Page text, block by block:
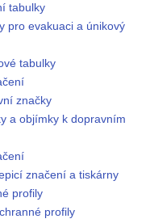
tabulky
pro evakuaci a únikový
tabulky
značky
a objímky k dopravním
značení a tiskárny
profily
profily